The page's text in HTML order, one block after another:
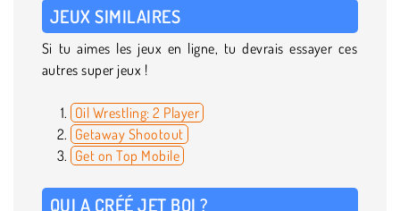
JEUX SIMILAIRES
Si tu aimes les jeux en ligne, tu devrais essayer ces
autres super jeux !
Oil Wrestling: 2 Player
Getaway Shootout
Get on Top Mobile
QUI A CRÉÉ JET BOI ?